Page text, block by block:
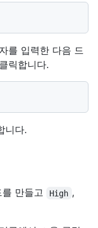
를 입력한 다음 드
릭합니다.
니다.
만들고 High ,